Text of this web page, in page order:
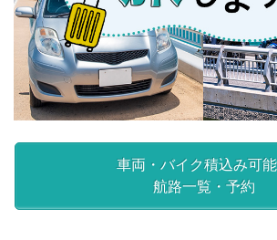
車両・バイク積込み可
航路一覧・予約